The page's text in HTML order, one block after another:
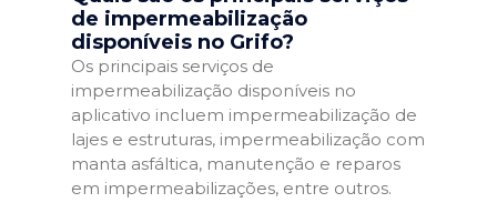
de impermeabilização
disponíveis no Grifo?
Os principais serviços de
impermeabilização disponíveis no
aplicativo incluem impermeabilização de
lajes e estruturas, impermeabilização com
manta asfáltica, manutenção e reparos
em impermeabilizações, entre outros.